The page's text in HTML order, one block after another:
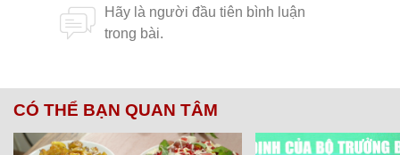
CÓ THỂ BẠN QUAN TÂM